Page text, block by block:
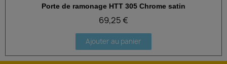
Aperçu rapide
Porte de ramonage HTT 305 Chrome satin
69,25 €
Ajouter au panier